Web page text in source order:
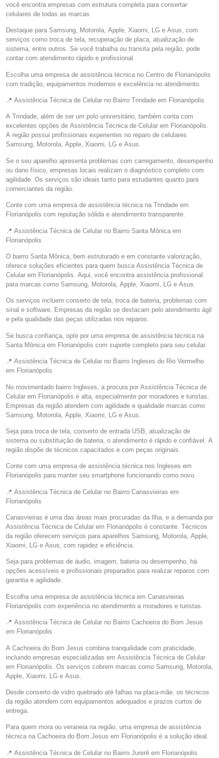
você encontra empresas com estrutura completa para consertar
celulares de todas as marcas.
Destaque para Samsung, Motorola, Apple, Xiaomi, LG e Asus, com
serviços como troca de tela, recuperação de placa, atualização de
sistema, entre outros. Se você trabalha ou transita pela região, pode
contar com atendimento rápido e profissional.
Escolha uma empresa de assistência técnica no Centro de Florianópolis
com tradição, equipamentos modernos e excelência no atendimento.
📍 Assistência Técnica de Celular no Bairro Trindade em Florianópolis
A Trindade, além de ser um polo universitário, também conta com
excelentes opções de Assistência Técnica de Celular em Florianópolis.
A região possui profissionais experientes no reparo de celulares
Samsung, Motorola, Apple, Xiaomi, LG e Asus.
Se o seu aparelho apresenta problemas com carregamento, desempenho
ou dano físico, empresas locais realizam o diagnóstico completo com
agilidade. Os serviços são ideais tanto para estudantes quanto para
comerciantes da região.
Conte com uma empresa de assistência técnica na Trindade em
Florianópolis com reputação sólida e atendimento transparente.
📍 Assistência Técnica de Celular no Bairro Santa Mônica em
Florianópolis
O bairro Santa Mônica, bem estruturado e em constante valorização,
oferece soluções eficientes para quem busca Assistência Técnica de
Celular em Florianópolis. Aqui, você encontra assistência profissional
para marcas como Samsung, Motorola, Apple, Xiaomi, LG e Asus.
Os serviços incluem conserto de tela, troca de bateria, problemas com
sinal e software. Empresas da região se destacam pelo atendimento ágil
e pela qualidade das peças utilizadas nos reparos.
Se busca confiança, opte por uma empresa de assistência técnica na
Santa Mônica em Florianópolis com suporte completo para seu celular.
📍 Assistência Técnica de Celular no Bairro Ingleses do Rio Vermelho
em Florianópolis
No movimentado bairro Ingleses, a procura por Assistência Técnica de
Celular em Florianópolis é alta, especialmente por moradores e turistas.
Empresas da região atendem com agilidade e qualidade marcas como
Samsung, Motorola, Apple, Xiaomi, LG e Asus.
Seja para troca de tela, conserto de entrada USB, atualização de
sistema ou substituição de bateria, o atendimento é rápido e confiável. A
região dispõe de técnicos capacitados e com peças originais.
Conte com uma empresa de assistência técnica nos Ingleses em
Florianópolis para manter seu smartphone funcionando como novo.
📍 Assistência Técnica de Celular no Bairro Canasvieiras em
Florianópolis
Canasvieiras é uma das áreas mais procuradas da Ilha, e a demanda por
Assistência Técnica de Celular em Florianópolis é constante. Técnicos
da região oferecem serviços para aparelhos Samsung, Motorola, Apple,
Xiaomi, LG e Asus, com rapidez e eficiência.
Seja para problemas de áudio, imagem, bateria ou desempenho, há
opções acessíveis e profissionais preparados para realizar reparos com
garantia e agilidade.
Escolha uma empresa de assistência técnica em Canasvieiras
Florianópolis com experiência no atendimento a moradores e turistas.
📍 Assistência Técnica de Celular no Bairro Cachoeira do Bom Jesus
em Florianópolis
A Cachoeira do Bom Jesus combina tranquilidade com praticidade,
incluindo empresas especializadas em Assistência Técnica de Celular
em Florianópolis. Os serviços cobrem marcas como Samsung, Motorola,
Apple, Xiaomi, LG e Asus.
Desde conserto de vidro quebrado até falhas na placa-mãe, os técnicos
da região atendem com equipamentos adequados e prazos curtos de
entrega.
Para quem mora ou veraneia na região, uma empresa de assistência
técnica na Cachoeira do Bom Jesus em Florianópolis é a solução ideal.
📍 Assistência Técnica de Celular no Bairro Jurerê em Florianópolis